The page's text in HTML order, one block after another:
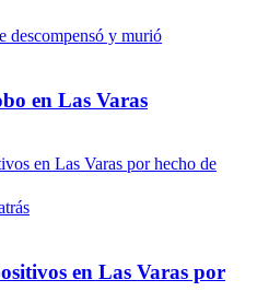
en Las Varas
en Las Varas por